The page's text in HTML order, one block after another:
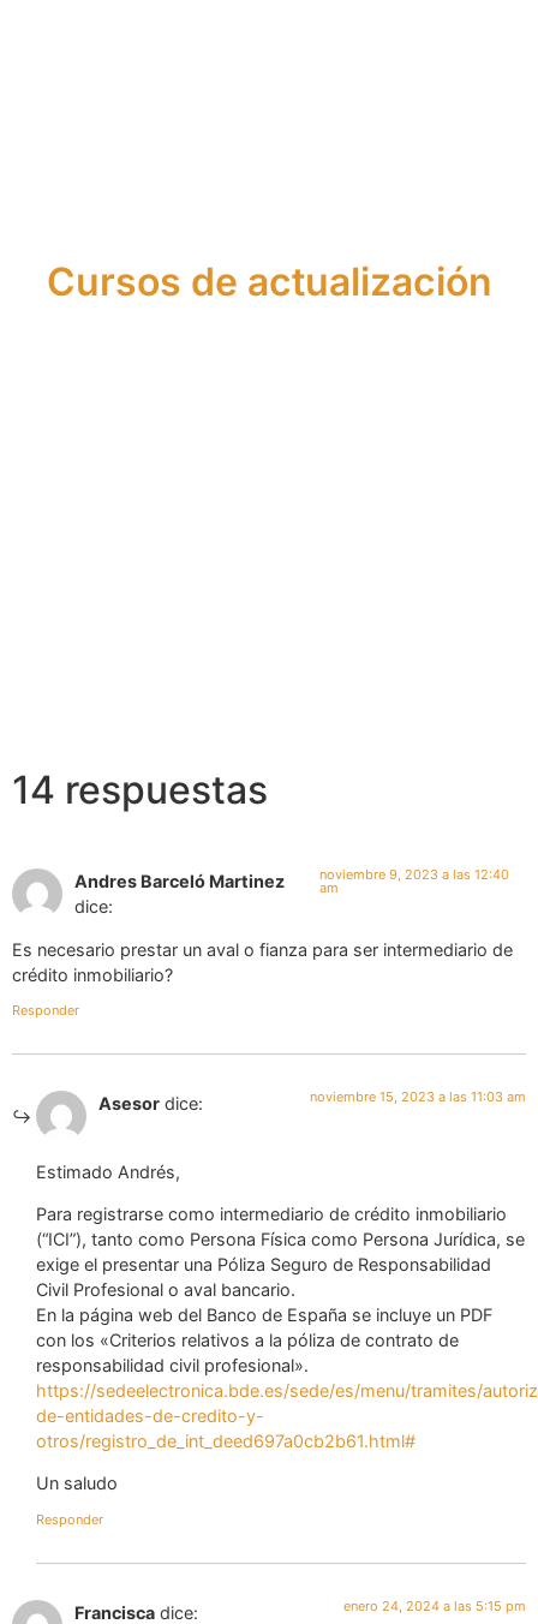
Cursos de actualización
14 respuestas
Andres Barceló Martinez
dice:
noviembre 9, 2023 a las 12:40
am
Es necesario prestar un aval o fianza para ser intermediario de
crédito inmobiliario?
Responder
Asesor dice: noviembre 15, 2023 a las 11:03 am
Estimado Andrés,
Para registrarse como intermediario de crédito inmobiliario
(“ICI”), tanto como Persona Física como Persona Jurídica, se
exige el presentar una Póliza Seguro de Responsabilidad
Civil Profesional o aval bancario.
En la página web del Banco de España se incluye un PDF
con los «Criterios relativos a la póliza de contrato de
responsabilidad civil profesional».
https://sedeelectronica.bde.es/sede/es/menu/tramites/
de-entidades-de-credito-y-
otros/registro_de_int_deed697a0cb2b61.html#
Un saludo
Responder
Francisca dice: enero 24, 2024 a las 5:15 pm